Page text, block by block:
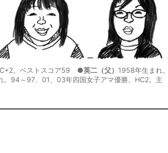
。ベストスコア59 ●英二（父） 1958年生まれ
。94～97、01、03年四国女子アマ優勝。HC2。主